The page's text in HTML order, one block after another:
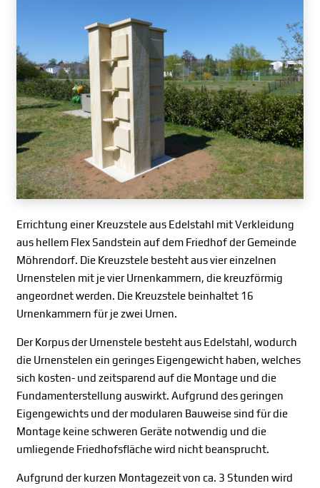
Errichtung einer Kreuzstele aus Edelstahl mit Verkleidung
aus hellem Flex Sandstein auf dem Friedhof der Gemeinde
Möhrendorf. Die Kreuzstele besteht aus vier einzelnen
Urnenstelen mit je vier Urnenkammern, die kreuzförmig
angeordnet werden. Die Kreuzstele beinhaltet 16
Urnenkammern für je zwei Urnen.
Der Korpus der Urnenstele besteht aus Edelstahl, wodurch
die Urnenstelen ein geringes Eigengewicht haben, welches
sich kosten- und zeitsparend auf die Montage und die
Fundamenterstellung auswirkt. Aufgrund des geringen
Eigengewichts und der modularen Bauweise sind für die
Montage keine schweren Geräte notwendig und die
umliegende Friedhofsfläche wird nicht beansprucht.
Aufgrund der kurzen Montagezeit von ca. 3 Stunden wird